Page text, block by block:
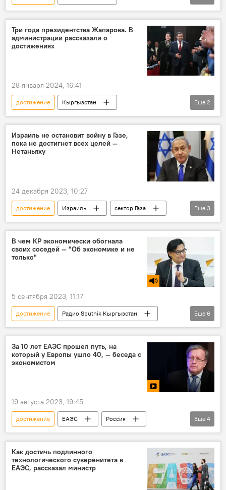
Министерство экономики и коммерции КР
ВВП
показатель
Три года президентства Жапарова. В
администрации рассказали о
достижениях
28 января 2024, 16:41
достижение
Кыргызстан
Садыр Жапаров
Администрация президента КР
правление
Еще 2
Израиль не остановит войну в Газе,
пока не достигнет всех целей —
Нетаньяху
24 декабря 2023, 10:27
достижение Израиль
сектор Газа
война
Беньямин Нетаньяху цели
Еще 3
В чем КР экономически обогнала
своих соседей — "Об экономике и не
только"
5 сентября 2023, 11:17
достижение
Радио Sputnik Кыргызстан
Кыргызстан
экономика
Кубат Рахимов
бизнес
доходы
Еще 6
За 10 лет ЕАЭС прошел путь, на
который у Европы ушло 40, — беседа с
экономистом
19 августа 2023, 19:45
достижение ЕАЭС
Россия
Центральная Азия
импортозамещение
Еще 4
Как достичь подлинного
технологического суверенитета в
ЕАЭС, рассказал министр